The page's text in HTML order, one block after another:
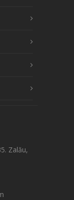
Zalău,